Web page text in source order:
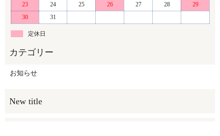
23
24 25 26 27 28
29
30
31
定休日
お知らせ